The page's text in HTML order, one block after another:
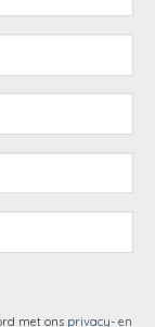
met ons privacy- en